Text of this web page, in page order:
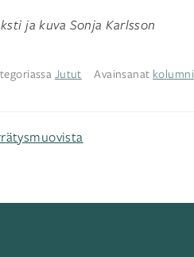
ja kuva Sonja Karlsson
Jutut Avainsanat kolumni